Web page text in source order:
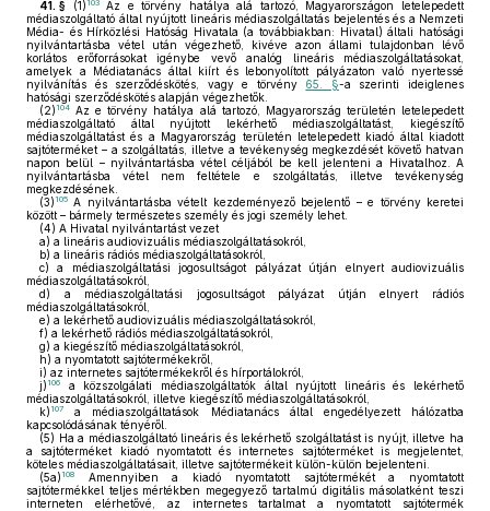
41. § (1) 103Az e törvény hatálya alá tartozó, Magyarországon letelepedett
médiaszolgáltató által nyújtott lineáris médiaszolgáltatás bejelentés és a Nemzeti
Média- és Hírközlési Hatóság Hivatala (a továbbiakban: Hivatal) általi hatósági
nyilvántartásba vétel után végezhető, kivéve azon állami tulajdonban lévő
korlátos erőforrásokat igénybe vevő analóg lineáris médiaszolgáltatásokat,
amelyek a Médiatanács által kiírt és lebonyolított pályázaton való nyertessé
nyilvánítás és szerződéskötés, vagy e törvény 65. §-a szerinti ideiglenes
hatósági szerződéskötés alapján végezhetők.
(2) 104 Az e törvény hatálya alá tartozó, Magyarország területén letelepedett
médiaszolgáltató által nyújtott lekérhető médiaszolgáltatást, kiegészítő
médiaszolgáltatást és a Magyarország területén letelepedett kiadó által kiadott
sajtóterméket – a szolgáltatás, illetve a tevékenység megkezdését követő hatvan
napon belül – nyilvántartásba vétel céljából be kell jelenteni a Hivatalhoz. A
nyilvántartásba vétel nem feltétele e szolgáltatás, illetve tevékenység
megkezdésének.
(3) 105 A nyilvántartásba vételt kezdeményező bejelentő – e törvény keretei
között – bármely természetes személy és jogi személy lehet.
(4) A Hivatal nyilvántartást vezet
a) a lineáris audiovizuális médiaszolgáltatásokról,
b) a lineáris rádiós médiaszolgáltatásokról,
c) a médiaszolgáltatási jogosultságot pályázat útján elnyert audiovizuális
médiaszolgáltatásokról,
d) a médiaszolgáltatási jogosultságot pályázat útján elnyert rádiós
médiaszolgáltatásokról,
e) a lekérhető audiovizuális médiaszolgáltatásokról,
f) a lekérhető rádiós médiaszolgáltatásokról,
g) a kiegészítő médiaszolgáltatásokról,
h) a nyomtatott sajtótermékekről,
i) az internetes sajtótermékekről és hírportálokról,
j) 106
a közszolgálati médiaszolgáltatók által nyújtott lineáris és lekérhető
médiaszolgáltatásokról, illetve kiegészítő médiaszolgáltatásokról,
k) 107
a médiaszolgáltatások Médiatanács által engedélyezett hálózatba
kapcsolódásának tényéről.
(5) Ha a médiaszolgáltató lineáris és lekérhető szolgáltatást is nyújt, illetve ha
a sajtóterméket kiadó nyomtatott és internetes sajtóterméket is megjelentet,
köteles médiaszolgáltatásait, illetve sajtótermékeit külön-külön bejelenteni.
(5a) 108
Amennyiben a kiadó nyomtatott sajtótermékét a nyomtatott
sajtótermékkel teljes mértékben megegyező tartalmú digitális másolatként teszi
interneten elérhetővé, az internetes tartalmat a nyomtatott sajtótermék